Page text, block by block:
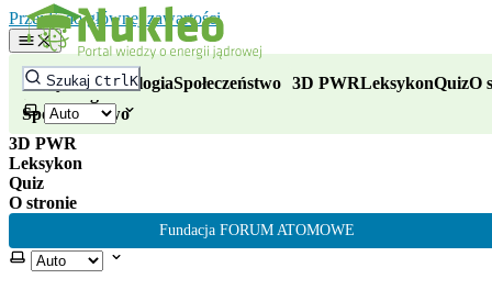
Przejdź do głównej zawartości
Szukaj CtrlK
FizykaTechnologiaSpołeczeństwo 3D PWRLeksykonQuizO
Wybierz motyw
Fizyka
Technologia
Społeczeństwo
3D PWR
Leksykon
Quiz
O stronie
Fundacja FORUM ATOMOWE
Wybierz motyw